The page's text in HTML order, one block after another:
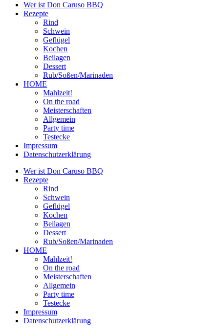
Wer ist Don Caruso BBQ
Rezepte
Rind
Schwein
Geflügel
Kochen
Beilagen
Dessert
Rub/Soßen/Marinaden
HOME
Mahlzeit!
On the road
Meisterschaften
Allgemein
Party time
Testecke
Impressum
Datenschutzerklärung
Wer ist Don Caruso BBQ
Rezepte
Rind
Schwein
Geflügel
Kochen
Beilagen
Dessert
Rub/Soßen/Marinaden
HOME
Mahlzeit!
On the road
Meisterschaften
Allgemein
Party time
Testecke
Impressum
Datenschutzerklärung